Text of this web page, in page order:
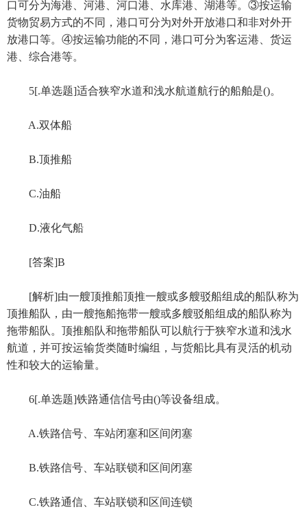
口可分为海港、河港、河口港、水库港、湖港等。③按运输
货物贸易方式的不同，港口可分为对外开放港口和非对外开
放港口等。④按运输功能的不同，港口可分为客运港、货运
港、综合港等。
5[.单选题]适合狭窄水道和浅水航道航行的船舶是()。
A.双体船
B.顶推船
C.油船
D.液化气船
[答案]B
[解析]由一艘顶推船顶推一艘或多艘驳船组成的船队称为
顶推船队，由一艘拖船拖带一艘或多艘驳船组成的船队称为
拖带船队。顶推船队和拖带船队可以航行于狭窄水道和浅水
航道，并可按运输货类随时编组，与货船比具有灵活的机动
性和较大的运输量。
6[.单选题]铁路通信信号由()等设备组成。
A.铁路信号、车站闭塞和区间闭塞
B.铁路信号、车站联锁和区间闭塞
C.铁路通信、车站联锁和区间连锁